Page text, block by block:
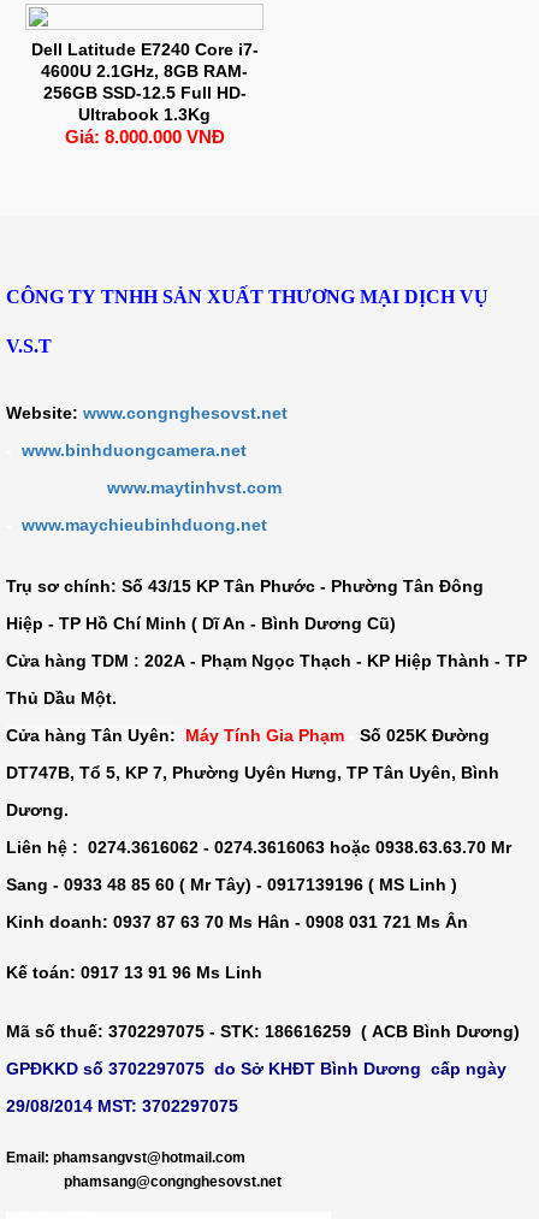
Dell Latitude E7240 Core i7-
4600U 2.1GHz, 8GB RAM-
256GB SSD-12.5 Full HD-
Ultrabook 1.3Kg
Giá: 8.000.000 VNĐ
CÔNG TY TNHH SẢN XUẤT THƯƠNG MẠI DỊCH VỤ
V.S.T
Website: www.congnghesovst.net
www.binhduongcamera.net
www.maytinhvst.com
www.maychieubinhduong.net
Trụ sơ chính: Số 43/15 KP Tân Phước - Phường Tân Đông
Hiệp - TP Hồ Chí Minh ( Dĩ An - Bình Dương Cũ)
Cửa hàng TDM : 202A - Phạm Ngọc Thạch - KP Hiệp Thành - TP
Thủ Dầu Một.
Cửa hàng Tân Uyên:
Máy Tính Gia Phạm
Số 025K Đường
DT747B, Tổ 5, KP 7, Phường Uyên Hưng, TP Tân Uyên, Bình
Dương.
Liên hệ : 0274.3616062 - 0274.3616063 hoặc 0938.63.63.70 Mr
Sang - 0933 48 85 60 ( Mr Tây) - 0917139196 ( MS Linh )
Kinh doanh: 0937 87 63 70 Ms Hân - 0908 031 721 Ms Ân
Kế toán: 0917 13 91 96 Ms Linh
Mã số thuế: 3702297075 - STK: 186616259 ( ACB Bình Dương)
GPĐKKD số 3702297075 do Sở KHĐT Bình Dương cấp ngày
29/08/2014 MST: 3702297075
Email: phamsangvst@hotmail.com
phamsang@congnghesovst.net